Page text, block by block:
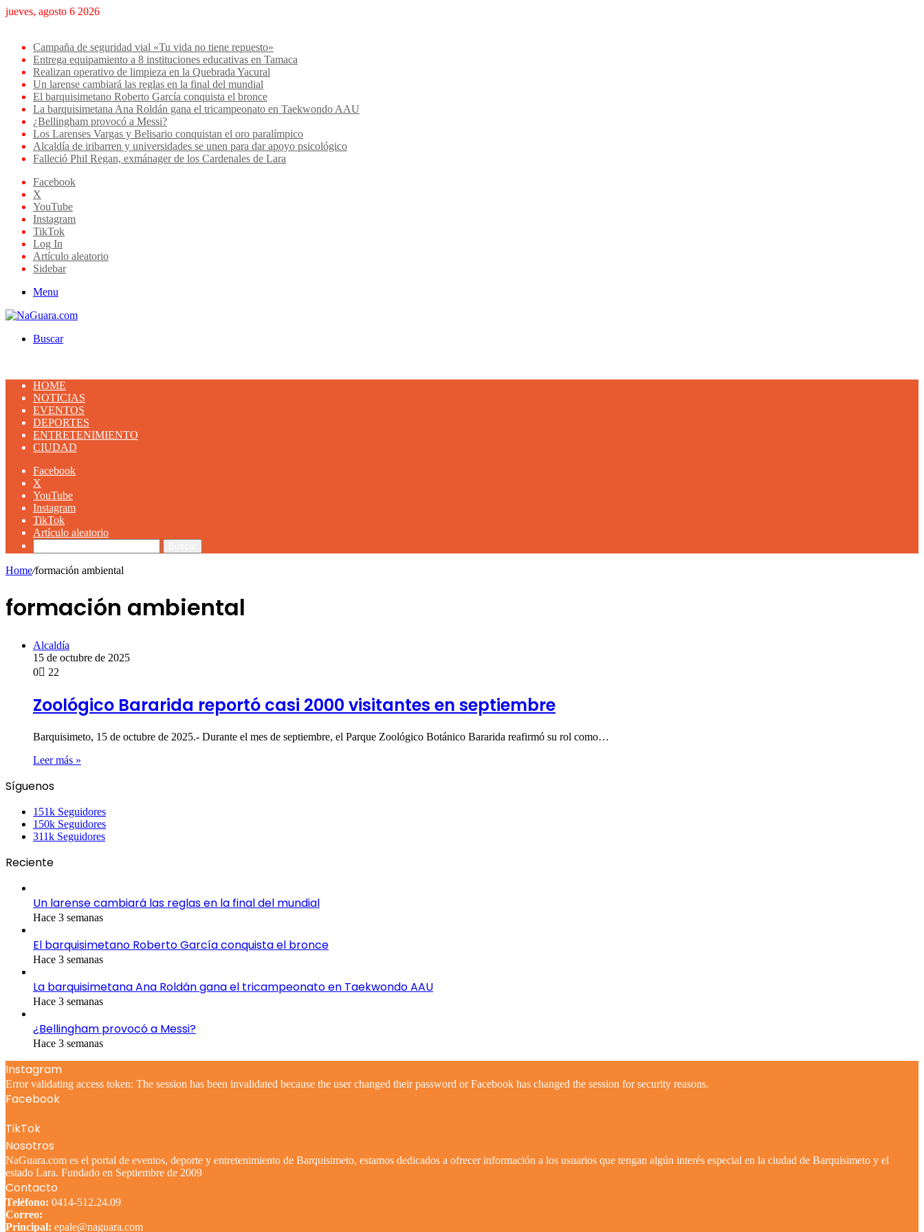
jueves, agosto 6 2026
Campaña de seguridad vial «Tu vida no tiene repuesto»
Entrega equipamiento a 8 instituciones educativas en Tamaca
Realizan operativo de limpieza en la Quebrada Yacural
Un larense cambiará las reglas en la final del mundial
El barquisimetano Roberto García conquista el bronce
La barquisimetana Ana Roldán gana el tricampeonato en Taekwondo AAU
¿Bellingham provocó a Messi?
Los Larenses Vargas y Belisario conquistan el oro paralímpico
Alcaldía de iribarren y universidades se unen para dar apoyo psicológico
Falleció Phil Regan, exmánager de los Cardenales de Lara
Facebook
X
YouTube
Instagram
TikTok
Log In
Artículo aleatorio
Sidebar
Menu
Buscar
HOME
NOTICIAS
EVENTOS
DEPORTES
ENTRETENIMIENTO
CIUDAD
Facebook
X
YouTube
Instagram
TikTok
Artículo aleatorio
Home/formación ambiental
formación ambiental
Alcaldía
15 de octubre de 2025
0
22
Zoológico Bararida reportó casi 2000 visitantes en septiembre
Barquisimeto, 15 de octubre de 2025.- Durante el mes de septiembre, el Parque Zoológico Botánico Bararida reafirmó su rol como…
Leer más »
Síguenos
151k Seguidores
150k Seguidores
311k Seguidores
Reciente
Un larense cambiará las reglas en la final del mundial
Hace 3 semanas
El barquisimetano Roberto García conquista el bronce
Hace 3 semanas
La barquisimetana Ana Roldán gana el tricampeonato en Taekwondo AAU
Hace 3 semanas
¿Bellingham provocó a Messi?
Hace 3 semanas
Instagram
Error validating access token: The session has been invalidated because the user changed their password or Facebook has changed the session for security reasons.
Facebook
TikTok
Nosotros
NaGuara.com es el portal de eventos, deporte y entretenimiento de Barquisimeto, estamos dedicados a ofrecer información a los usuarios que tengan algún interés especial en la ciudad de Barquisimeto y el
estado Lara. Fundado en Septiembre de 2009
Contacto
Teléfono: 0414-512.24.09
Correo:
Principal: epale@naguara.com